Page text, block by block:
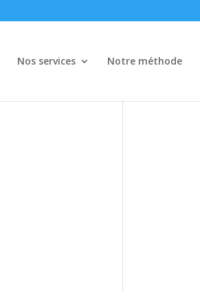
Nos services Notre méthode